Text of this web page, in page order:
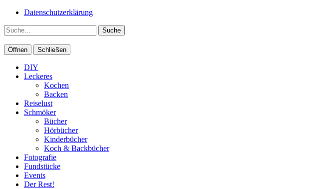
Datenschutzerklärung
Suche
Öffnen Schließen
DIY
Leckeres
Kochen
Backen
Reiselust
Schmöker
Bücher
Hörbücher
Kinderbücher
Koch & Backbücher
Fotografie
Fundstücke
Events
Der Rest!